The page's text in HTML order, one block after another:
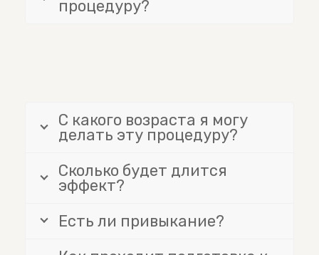
процедуру?
С какого возраста я могу
делать эту процедуру?
Сколько будет длится
эффект?
Есть ли привыкание?